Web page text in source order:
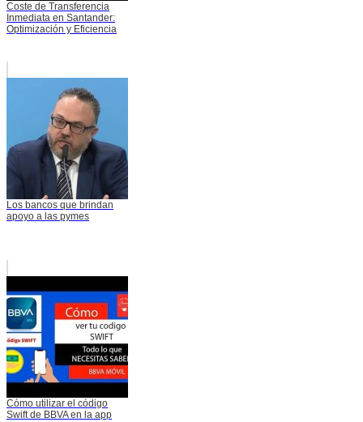
Coste de Transferencia
Inmediata en Santander:
Optimización y Eficiencia
Los bancos que brindan
apoyo a las pymes
Cómo utilizar el código
Swift de BBVA en la app